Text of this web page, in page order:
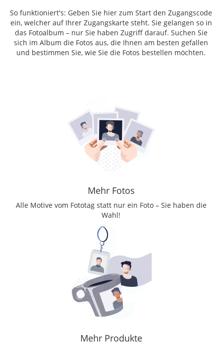
So funktioniert's: Geben Sie hier zum Start den Zugangscode
ein, welcher auf Ihrer Zugangskarte steht. Sie gelangen so in
das Fotoalbum – nur Sie haben Zugriff darauf. Suchen Sie
sich im Album die Fotos aus, die Ihnen am besten gefallen
und bestimmen Sie, wie Sie die Fotos bestellen möchten.
Mehr Fotos
Alle Motive vom Fototag statt nur ein Foto – Sie haben die
Wahl!
Mehr Produkte